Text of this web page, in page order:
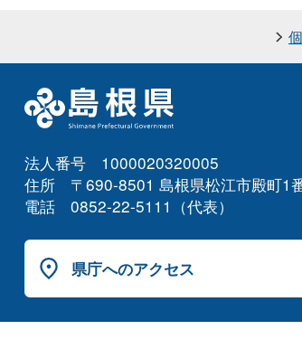
法人番号 1000020320005
住所 〒690-8501 島根県松江市殿町1
電話 0852-22-5111（代表）
県庁へのアクセス